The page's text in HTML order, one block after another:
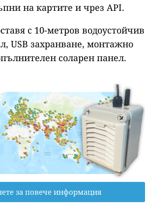
на картите и чрез API.
с 10-метров водоустойчив
USB захранване, монтажно
соларен панел.
за повече информация